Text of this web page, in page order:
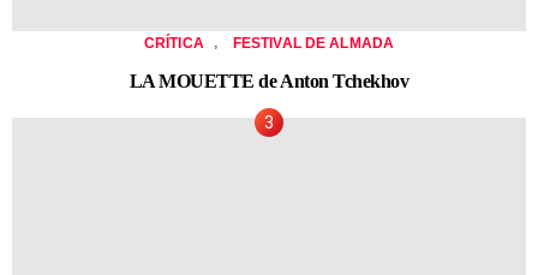
CRÍTICA , FESTIVAL DE ALMADA
LA MOUETTE de Anton Tchekhov